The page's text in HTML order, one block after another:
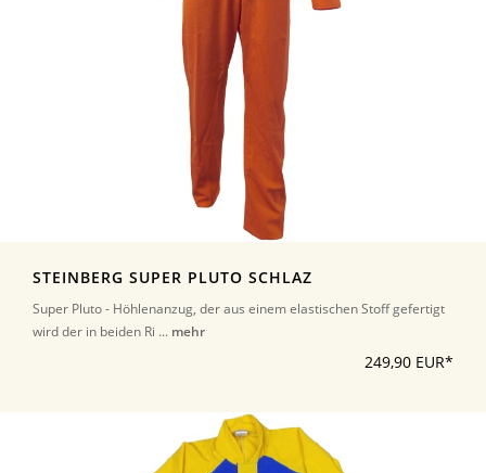
STEINBERG SUPER PLUTO SCHLAZ
Super Pluto - Höhlenanzug, der aus einem elastischen Stoff gefertigt
wird der in beiden Ri ... mehr
249,90 EUR*